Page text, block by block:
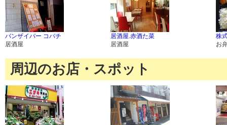
バンザイバー コバチ
居酒屋
居酒屋.赤酒た菜
居酒屋
株
お
周辺のお店・スポット